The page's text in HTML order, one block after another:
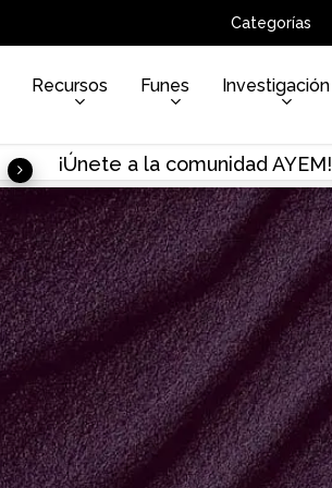
Categorías
Recursos Funes Investigación
¡Únete a la comunidad AYEM!